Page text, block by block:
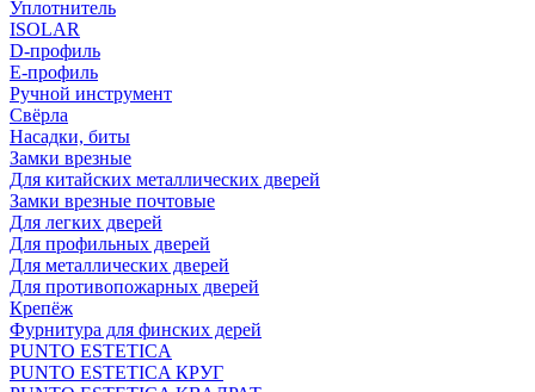
Уплотнитель
ISOLAR
D-профиль
Е-профиль
Ручной инструмент
Свёрла
Насадки, биты
Замки врезные
Для китайских металлических дверей
Замки врезные почтовые
Для легких дверей
Для профильных дверей
Для металлических дверей
Для противопожарных дверей
Крепёж
Фурнитура для финских дерей
PUNTO ESTETICA
PUNTO ESTETICA КРУГ